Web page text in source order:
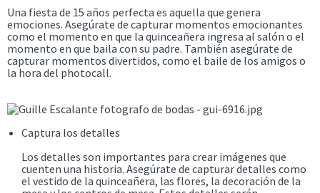
Una fiesta de 15 años perfecta es aquella que genera
emociones. Asegúrate de capturar momentos emocionantes
como el momento en que la quinceañera ingresa al salón o el
momento en que baila con su padre. También asegúrate de
capturar momentos divertidos, como el baile de los amigos o
la hora del photocall.
Captura los detalles
Los detalles son importantes para crear imágenes que
cuenten una historia. Asegúrate de capturar detalles como
el vestido de la quinceañera, las flores, la decoración de la